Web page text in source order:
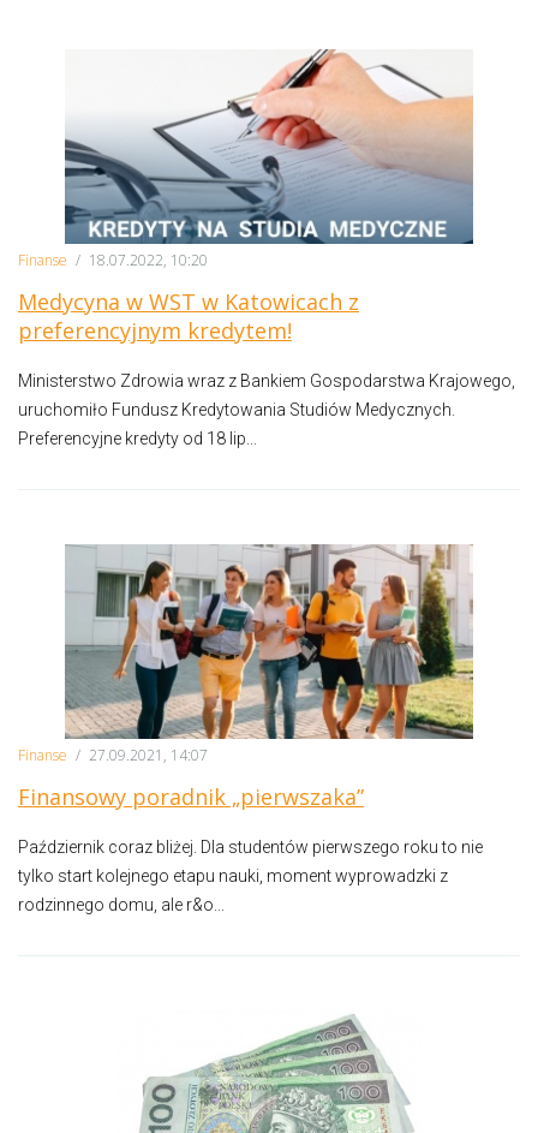
Finanse / 18.07.2022, 10:20
Medycyna w WST w Katowicach z
preferencyjnym kredytem!
Ministerstwo Zdrowia wraz z Bankiem Gospodarstwa Krajowego,
uruchomiło Fundusz Kredytowania Studiów Medycznych.
Preferencyjne kredyty od 18 lip...
Finanse / 27.09.2021, 14:07
Finansowy poradnik „pierwszaka”
Październik coraz bliżej. Dla studentów pierwszego roku to nie
tylko start kolejnego etapu nauki, moment wyprowadzki z
rodzinnego domu, ale r&o...